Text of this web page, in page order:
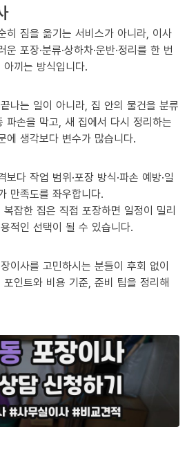
히 짐을 옮기는 서비스가 아니라, 이사
포장·분류·상하차·운반·정리를 한 번
끼는 방식입니다.
나는 일이 아니라, 집 안의 물건을 분류
파손을 막고, 새 집에서 다시 정리하는
에 생각보다 변수가 많습니다.
다 작업 범위·포장 방식·파손 예방·일
만족도를 좌우합니다.
잡한 집은 직접 포장하면 일정이 밀리
적인 선택이 될 수 있습니다.
이사를 고민하시는 분들이 후회 없이
인트와 비용 기준, 준비 팁을 정리해